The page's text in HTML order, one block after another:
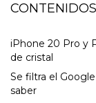
iPhone 20 Pro y
de cristal
Se filtra el
saber